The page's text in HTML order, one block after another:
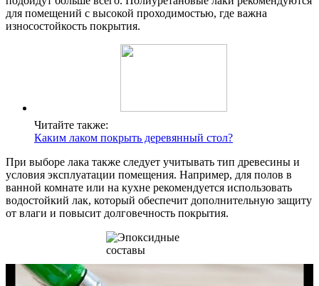
для помещений с высокой проходимостью, где важна
износостойкость покрытия.
Читайте также:
Каким лаком покрыть деревянный стол?
При выборе лака также следует учитывать тип древесины и
условия эксплуатации помещения. Например, для полов в
ванной комнате или на кухне рекомендуется использовать
водостойкий лак, который обеспечит дополнительную защиту
от влаги и повысит долговечность покрытия.